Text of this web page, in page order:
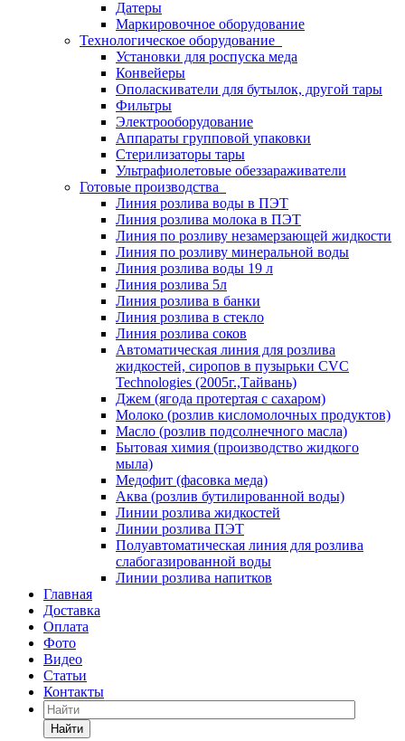
Датеры
Маркировочное оборудование
Технологическое оборудование
Установки для роспуска меда
Конвейеры
Ополаскиватели для бутылок, другой тары
Фильтры
Электрооборудование
Аппараты групповой упаковки
Стерилизаторы тары
Ультрафиолетовые обеззараживатели
Готовые производства
Линия розлива воды в ПЭТ
Линия розлива молока в ПЭТ
Линия по розливу незамерзающей жидкости
Линия по розливу минеральной воды
Линия розлива воды 19 л
Линия розлива 5л
Линия розлива в банки
Линия розлива в стекло
Линия розлива соков
Автоматическая линия для розлива
жидкостей, сиропов в пузырьки CVC
Technologies (2005г.,Тайвань)
Джем (ягода протертая с сахаром)
Молоко (розлив кисломолочных продуктов)
Масло (розлив подсолнечного масла)
Бытовая химия (производство жидкого
мыла)
Медофит (фасовка меда)
Аква (розлив бутилированной воды)
Линии розлива жидкостей
Линии розлива ПЭТ
Полуавтоматическая линия для розлива
слабогазированной воды
Линии розлива напитков
Главная
Доставка
Оплата
Фото
Видео
Статьи
Контакты
Найти